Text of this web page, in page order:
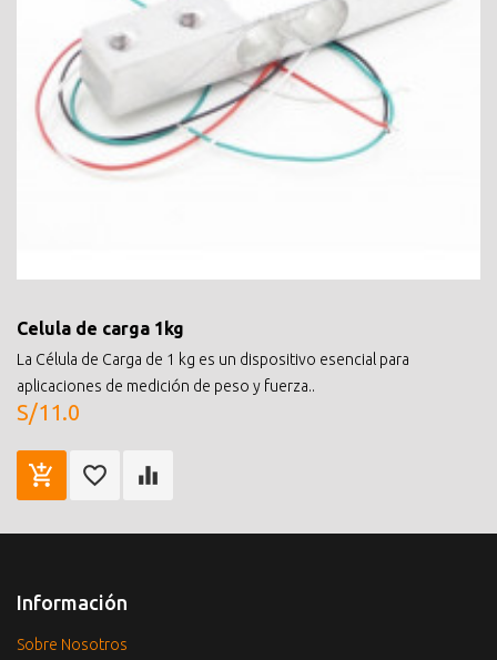
Celula de carga 1kg
La Célula de Carga de 1 kg es un dispositivo esencial para
aplicaciones de medición de peso y fuerza..
S/11.0
Información
Sobre Nosotros